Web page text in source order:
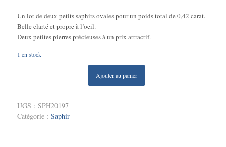
Un lot de deux petits saphirs ovales pour un poids total de 0,42 carat.
Belle clarté et propre à l’oeil.
Deux petites pierres précieuses à un prix attractif.
1 en stock
Ajouter au panier
UGS : SPH20197
Catégorie : Saphir